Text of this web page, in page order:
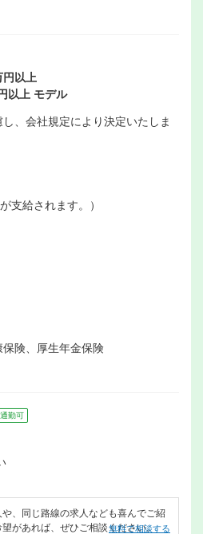
円以上
以上 モデル
、会社規定により決定いたしま
支給されます。）
険、厚生年金保険
勤可
、同じ路線の求人なども喜んでご紹
があれば、ぜひご相談ください。
無料で相談する